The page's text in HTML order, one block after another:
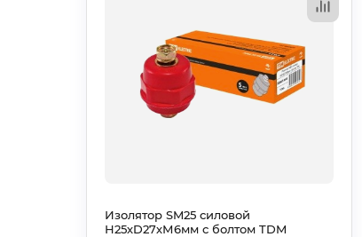
Изолятор SM25 силовой
Н25хD27хМ6мм с болтом TDM